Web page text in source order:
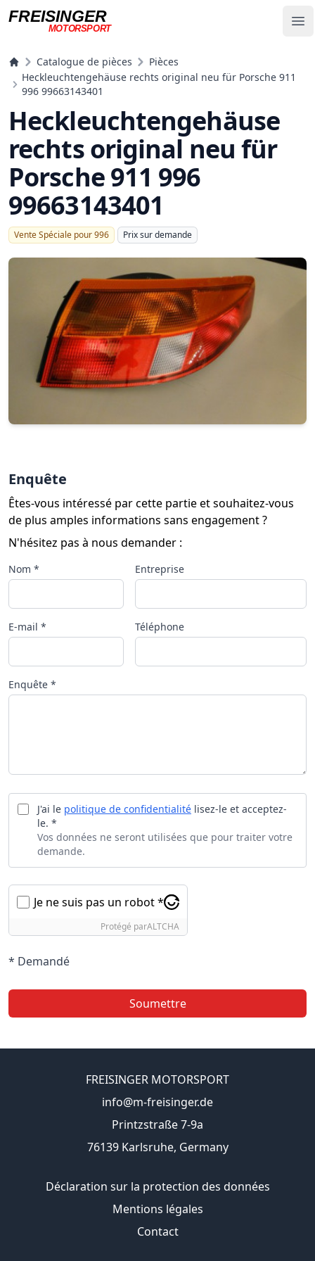
FREISINGER
MOTORSPORT
Catalogue de pièces
Pièces
Heckleuchtengehäuse rechts original neu für Porsche 911
996 99663143401
Heckleuchtengehäuse
rechts original neu für
Porsche 911 996
99663143401
Vente Spéciale pour 996 Prix ​​sur demande
Enquête
Êtes-vous intéressé par cette partie et souhaitez-vous
de plus amples informations sans engagement ?
N'hésitez pas à nous demander :
Nom * Entreprise
E-mail * Téléphone
Enquête *
J'ai le politique de confidentialité lisez-le et acceptez-
le. *
Vos données ne seront utilisées que pour traiter votre
demande.
Je ne suis pas un robot *
Protégé parALTCHA
* Demandé
Soumettre
FREISINGER MOTORSPORT
info@m-freisinger.de
Printzstraße 7-9a
76139 Karlsruhe, Germany
Déclaration sur la protection des données
Mentions légales
Contact